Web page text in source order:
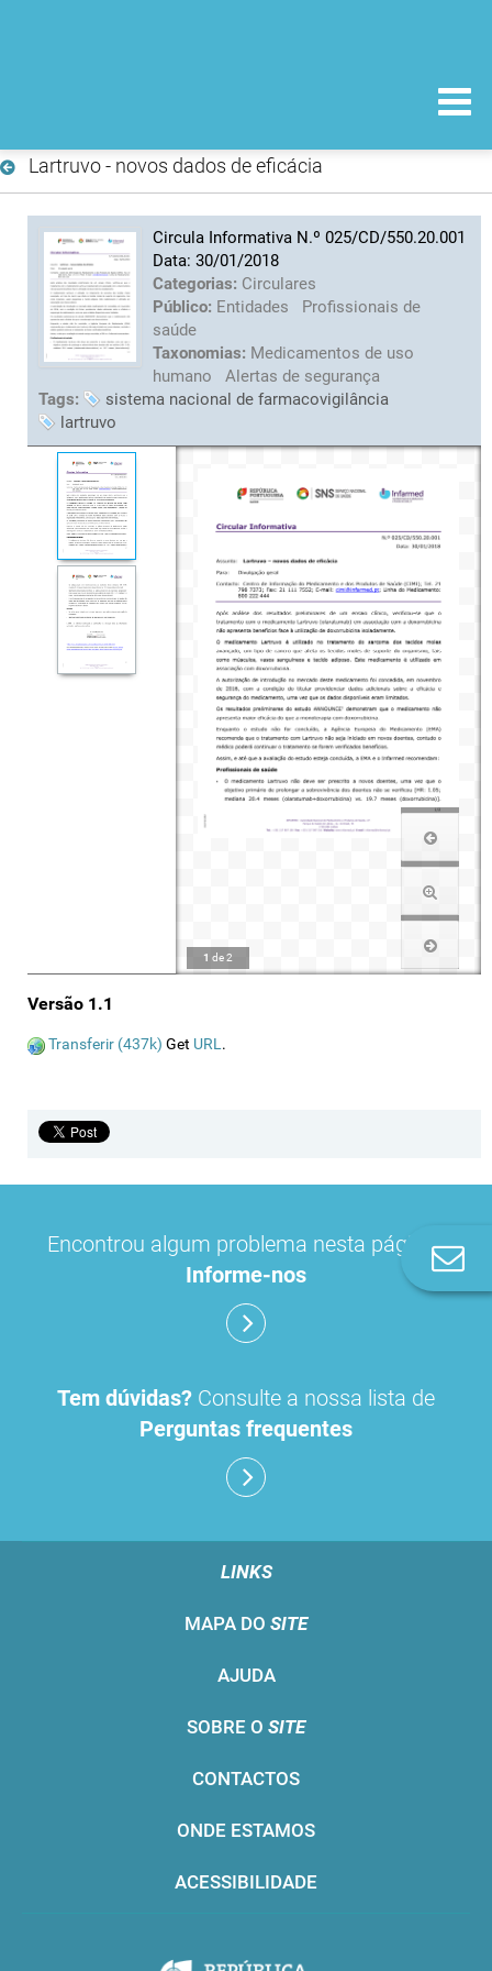
Lartruvo - novos dados de eficácia
Circula Informativa N.º 025/CD/550.20.001
Data: 30/01/2018
Categorias: Circulares
Público: Entidades
Profissionais de
saúde
Taxonomias: Medicamentos de uso
humano
Alertas de segurança
Tags:
sistema nacional de farmacovigilância
lartruvo
1 de2
Versão 1.1
Transferir (437k) Get URL.
Encontrou algum problema nesta página?
Informe-nos
Tem dúvidas? Consulte a nossa lista de
Perguntas frequentes
LINKS
MAPA DO SITE
AJUDA
SOBRE O SITE
CONTACTOS
ONDE ESTAMOS
ACESSIBILIDADE